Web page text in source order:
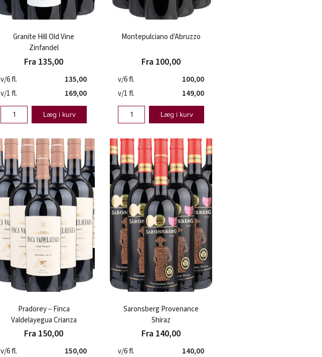
Granite Hill Old Vine
Zinfandel
Fra 135,00
v/6 fl.
135,00
v/1 fl.
169,00
Læg i kurv
Montepulciano d'Abruzzo
Fra 100,00
v/6 fl.
100,00
v/1 fl.
149,00
Læg i kurv
Pradorey – Finca
Valdelayegua Crianza
Fra 150,00
v/6 fl.
150,00
Saronsberg Provenance
Shiraz
Fra 140,00
v/6 fl.
140,00